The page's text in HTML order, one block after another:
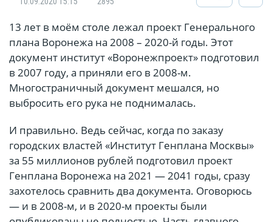
13 лет в моём столе лежал проект Генерального
плана Воронежа на 2008 – 2020-й годы. Этот
документ институт «Воронежпроект» подготовил
в 2007 году, а приняли его в 2008-м.
Многостраничный документ мешался, но
выбросить его рука не поднималась.
И правильно. Ведь сейчас, когда по заказу
городских властей «Институт Генплана Москвы»
за 55 миллионов рублей подготовил проект
Генплана Воронежа на 2021 — 2041 годы, сразу
захотелось сравнить два документа. Оговорюсь
— и в 2008-м, и в 2020-м проекты были